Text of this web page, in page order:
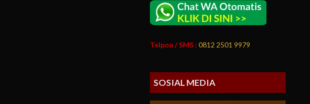
Telpon / SMS : 0812 2501 9979
SOSIAL MEDIA